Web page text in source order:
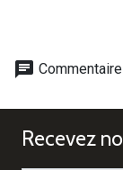
chat
Recevez